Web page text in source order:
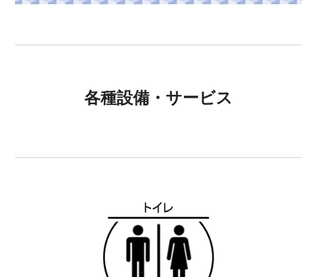
各種設備・サービス